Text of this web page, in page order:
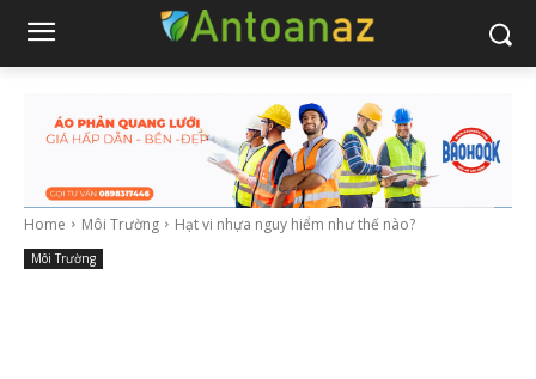
Home Môi Trường Hạt vi nhựa nguy hiểm như thế nào?
Môi Trường